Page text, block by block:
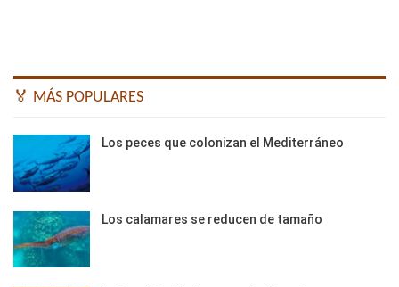
🏅 MÁS POPULARES
Los peces que colonizan el Mediterráneo
Los calamares se reducen de tamaño